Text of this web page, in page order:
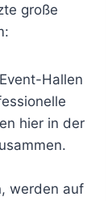
große
Hallen
hier in der
werden auf